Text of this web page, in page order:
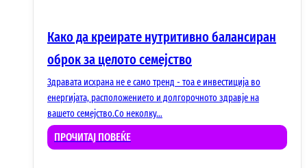
Како да креирате нутритивно балансиран
оброк за целото семејство
Здравата исхрана не е само тренд - тоа е инвестиција во
енергијата, расположението и долгорочното здравје на
вашето семејство.Со неколку…
ПРОЧИТАЈ ПОВЕЌЕ